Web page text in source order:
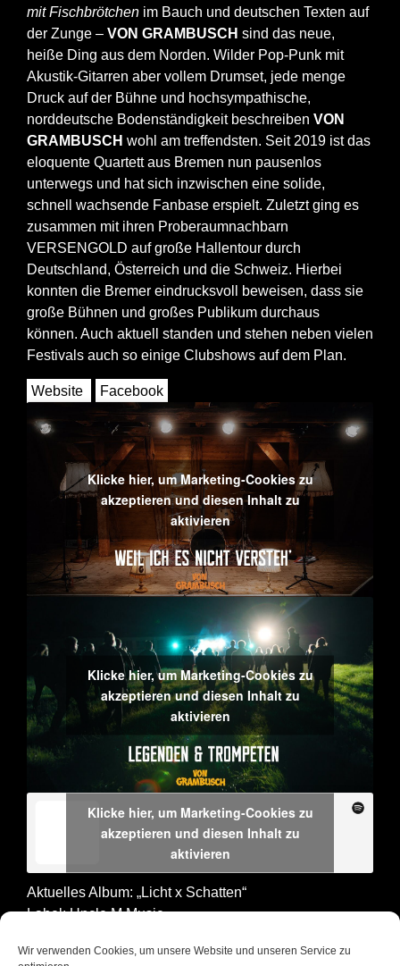
Wir verwenden Cookies, um unsere Website und unseren Service zu
mit Fischbrötchen im Bauch und deutschen Texten auf
der Zunge – VON GRAMBUSCH sind das neue,
heiße Ding aus dem Norden. Wilder Pop-Punk mit
Akustik-Gitarren aber vollem Drumset, jede menge
Druck auf der Bühne und hochsympathische,
norddeutsche Bodenständigkeit beschreiben VON
GRAMBUSCH wohl am treffendsten. Seit 2019 ist das
eloquente Quartett aus Bremen nun pausenlos
unterwegs und hat sich inzwischen eine solide,
schnell wachsende Fanbase erspielt. Zuletzt ging es
zusammen mit ihren Proberaumnachbarn
VERSENGOLD auf große Hallentour durch
Deutschland, Österreich und die Schweiz. Hierbei
konnten die Bremer eindrucksvoll beweisen, dass sie
große Bühnen und großes Publikum durchaus
können. Auch aktuell standen und stehen neben vielen
Festivals auch so einige Clubshows auf dem Plan.
Website Facebook
Klicke hier, um Marketing-Cookies zu
akzeptieren und diesen Inhalt zu
aktivieren
Klicke hier, um Marketing-Cookies zu
akzeptieren und diesen Inhalt zu
aktivieren
Klicke hier, um Marketing-Cookies zu
akzeptieren und diesen Inhalt zu
aktivieren
Aktuelles Album: „Licht x Schatten“
Label: Uncle M Music
Special Guest: WONACH WIR SUCHEN